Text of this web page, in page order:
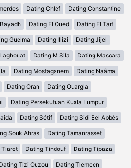
Dating Chlef Dating Constantine
Dating El Oued Dating El Tarf
Guelma Dating Illizi Dating Jijel
Dating M Sila Dating Mascara
Dating Mostaganem Dating Naâma
Dating Oran Dating Ouargla
Dating Persekutuan Kuala Lumpur
Dating Sétif Dating Sidi Bel Abbès
Souk Ahras Dating Tamanrasset
Tiaret Dating Tindouf Dating Tipaza
Dating Tizi Ouzou Dating Tlemcen